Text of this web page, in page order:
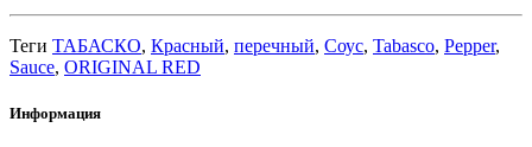
Теги ТАБАСКО, Красный, перечный, Соус, Tabasco, Pepper,
Sauce, ORIGINAL RED
Информация